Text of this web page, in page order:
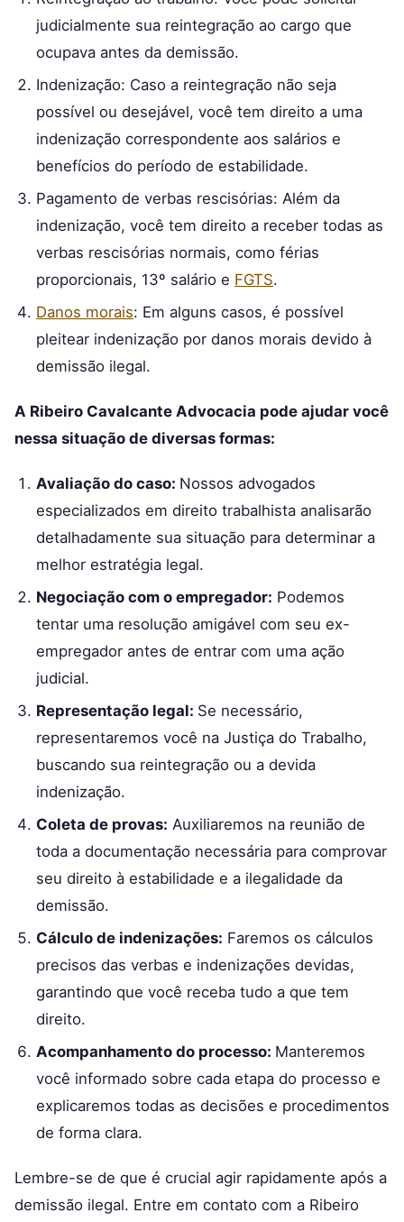
judicialmente sua reintegração ao cargo que
ocupava antes da demissão.
Indenização: Caso a reintegração não seja
possível ou desejável, você tem direito a uma
indenização correspondente aos salários e
benefícios do período de estabilidade.
Pagamento de verbas rescisórias: Além da
indenização, você tem direito a receber todas as
verbas rescisórias normais, como férias
proporcionais, 13º salário e FGTS.
Danos morais: Em alguns casos, é possível
pleitear indenização por danos morais devido à
demissão ilegal.
A Ribeiro Cavalcante Advocacia pode ajudar você
nessa situação de diversas formas:
Avaliação do caso: Nossos advogados
especializados em direito trabalhista analisarão
detalhadamente sua situação para determinar a
melhor estratégia legal.
Negociação com o empregador: Podemos
tentar uma resolução amigável com seu ex-
empregador antes de entrar com uma ação
judicial.
Representação legal: Se necessário,
representaremos você na Justiça do Trabalho,
buscando sua reintegração ou a devida
indenização.
Coleta de provas: Auxiliaremos na reunião de
toda a documentação necessária para comprovar
seu direito à estabilidade e a ilegalidade da
demissão.
Cálculo de indenizações: Faremos os cálculos
precisos das verbas e indenizações devidas,
garantindo que você receba tudo a que tem
direito.
Acompanhamento do processo: Manteremos
você informado sobre cada etapa do processo e
explicaremos todas as decisões e procedimentos
de forma clara.
Lembre-se de que é crucial agir rapidamente após a
demissão ilegal. Entre em contato com a Ribeiro